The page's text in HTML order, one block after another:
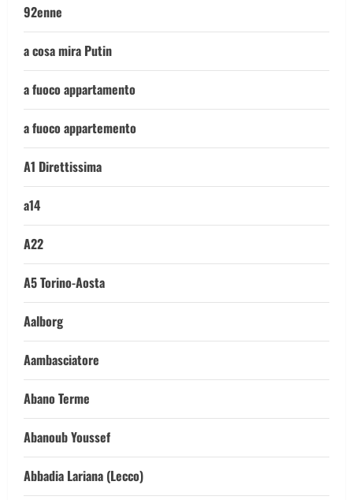
92enne
a cosa mira Putin
a fuoco appartamento
a fuoco appartemento
A1 Direttissima
a14
A22
A5 Torino-Aosta
Aalborg
Aambasciatore
Abano Terme
Abanoub Youssef
Abbadia Lariana (Lecco)